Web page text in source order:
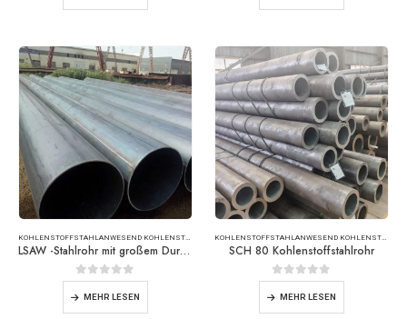
KOHLENSTOFFSTAHLANWESEND KOHLENSTOFFSTAHLROHR
LSAW -Stahlrohr mit großem Durchmesser
0Von 5
MEHR LESEN
KOHLENSTOFFSTAHLANWESEND KOHLENSTOFFSTAHLROHR
SCH 80 Kohlenstoffstahlrohr
0Von 5
MEHR LESEN